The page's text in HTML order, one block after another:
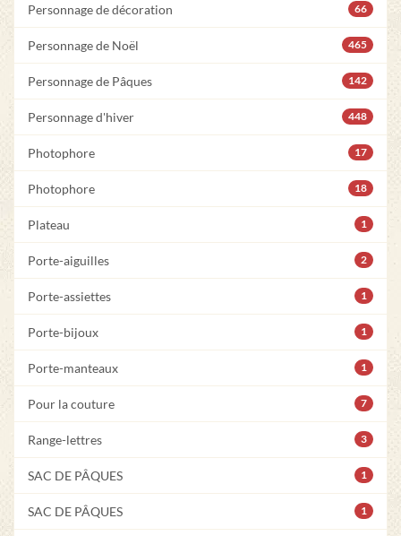
Personnage de décoration 66
Personnage de Noël 465
Personnage de Pâques 142
Personnage d'hiver 448
Photophore 17
Photophore 18
Plateau 1
Porte-aiguilles 2
Porte-assiettes 1
Porte-bijoux 1
Porte-manteaux 1
Pour la couture 7
Range-lettres 3
SAC DE PÂQUES 1
SAC DE PÂQUES 1